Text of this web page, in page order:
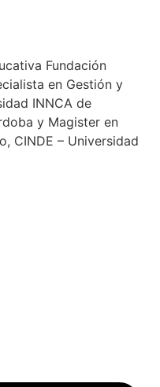
Fundación
en Gestión y
INNCA de
y Magister en
CINDE – Universidad